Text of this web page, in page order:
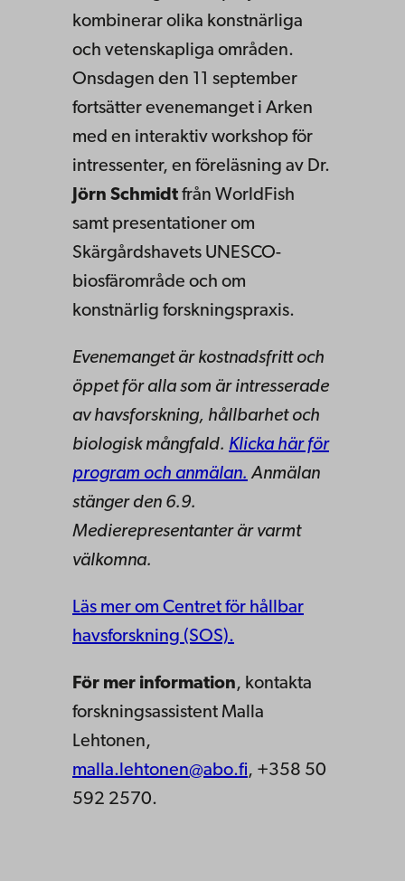
kombinerar olika konstnärliga
och vetenskapliga områden.
Onsdagen den 11 september
fortsätter evenemanget i Arken
med en interaktiv workshop för
intressenter, en föreläsning av Dr.
Jörn Schmidt från WorldFish
samt presentationer om
Skärgårdshavets UNESCO-
biosfärområde och om
konstnärlig forskningspraxis.
Evenemanget är kostnadsfritt och
öppet för alla som är intresserade
av havsforskning, hållbarhet och
biologisk mångfald. Klicka här för
program och anmälan. Anmälan
stänger den 6.9.
Medierepresentanter är varmt
välkomna.
Läs mer om Centret för hållbar
havsforskning (SOS).
För mer information, kontakta
forskningsassistent Malla
Lehtonen,
malla.lehtonen@abo.fi, +358 50
592 2570.